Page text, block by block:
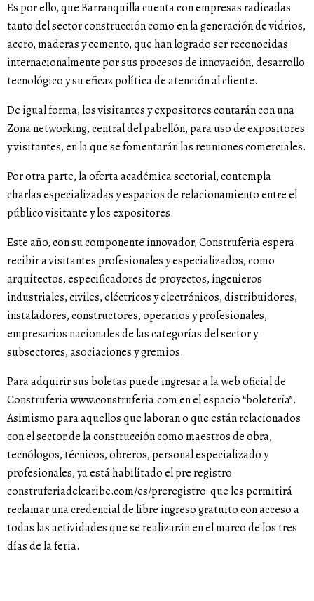
Es por ello, que Barranquilla cuenta con empresas radicadas
tanto del sector construcción como en la generación de vidrios,
acero, maderas y cemento, que han logrado ser reconocidas
internacionalmente por sus procesos de innovación, desarrollo
tecnológico y su eficaz política de atención al cliente.
De igual forma, los visitantes y expositores contarán con una
Zona networking, central del pabellón, para uso de expositores
y visitantes, en la que se fomentarán las reuniones comerciales.
Por otra parte, la oferta académica sectorial, contempla
charlas especializadas y espacios de relacionamiento entre el
público visitante y los expositores.
Este año, con su componente innovador, Construferia espera
recibir a visitantes profesionales y especializados, como
arquitectos, especificadores de proyectos, ingenieros
industriales, civiles, eléctricos y electrónicos, distribuidores,
instaladores, constructores, operarios y profesionales,
empresarios nacionales de las categorías del sector y
subsectores, asociaciones y gremios.
Para adquirir sus boletas puede ingresar a la web oficial de
Construferia www.construferia.com en el espacio “boletería”.
Asimismo para aquellos que laboran o que están relacionados
con el sector de la construcción como maestros de obra,
tecnólogos, técnicos, obreros, personal especializado y
profesionales, ya está habilitado el pre registro
construferiadelcaribe.com/es/preregistro que les permitirá
reclamar una credencial de libre ingreso gratuito con acceso a
todas las actividades que se realizarán en el marco de los tres
días de la feria.